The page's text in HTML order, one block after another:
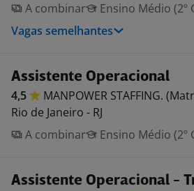
A combinar
Ensino Médio (2º
Vagas semelhantes
Assistente Operacional
4,5 MANPOWER STAFFING.
Rio de Janeiro - RJ
A combinar
Ensino Médio (2º
Assistente Operacional -